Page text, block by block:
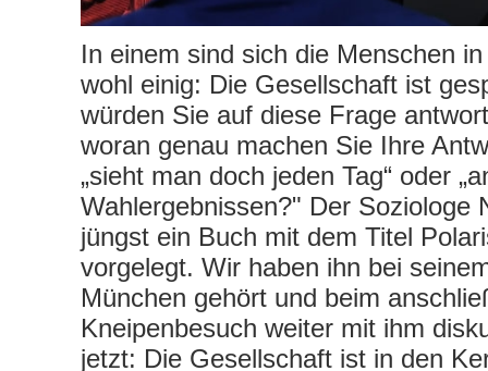
In einem sind sich die Menschen
wohl einig: Die Gesellschaft ist
würden Sie auf diese Frage
woran genau machen Sie Ihre
„sieht man doch jeden Tag“ oder
Wahlergebnissen?" Der Soziologe
jüngst ein Buch mit dem Titel
vorgelegt. Wir haben ihn bei
München gehört und beim
Kneipenbesuch weiter mit ihm
jetzt: Die Gesellschaft ist in den